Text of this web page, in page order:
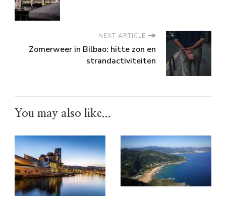
NEXT ARTICLE
Zomerweer in Bilbao: hitte zon en
strandactiviteiten
You may also like...